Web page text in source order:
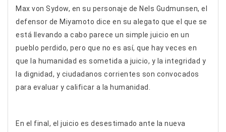
Max von Sydow, en su personaje de Nels Gudmunsen, el
defensor de Miyamoto dice en su alegato que el que se
está llevando a cabo parece un simple juicio en un
pueblo perdido, pero que no es así, que hay veces en
que la humanidad es sometida a juicio, y la integridad y
la dignidad, y ciudadanos corrientes son convocados
para evaluar y calificar a la humanidad.
En el final, el juicio es desestimado ante la nueva